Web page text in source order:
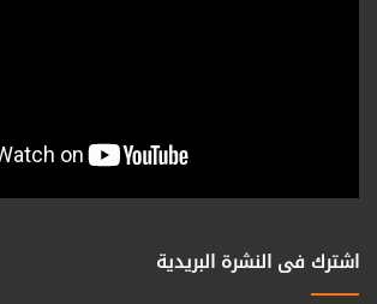
اشترك فى النشرة البريدية